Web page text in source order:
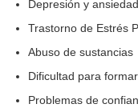
Depresión y ansiedad
Trastorno de Estrés
Abuso de sustancias
Dificultad para
Problemas de